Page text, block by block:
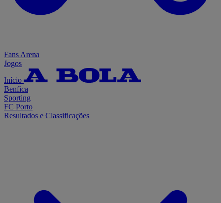
Fans Arena
Jogos
Início
Benfica
Sporting
FC Porto
Resultados e Classificações